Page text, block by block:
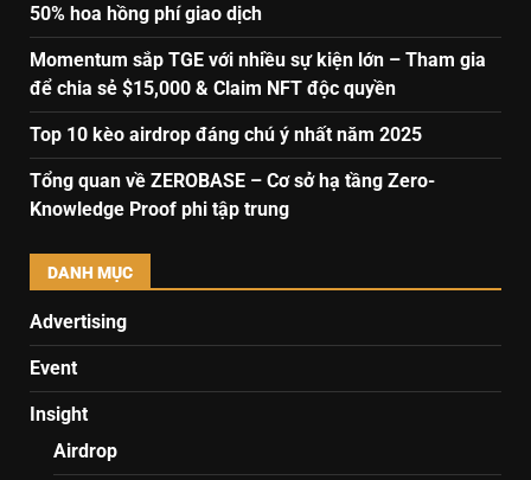
50% hoa hồng phí giao dịch
Momentum sắp TGE với nhiều sự kiện lớn – Tham gia
để chia sẻ $15,000 & Claim NFT độc quyền
Top 10 kèo airdrop đáng chú ý nhất năm 2025
Tổng quan về ZEROBASE – Cơ sở hạ tầng Zero-
Knowledge Proof phi tập trung
DANH MỤC
Advertising
Event
Insight
Airdrop